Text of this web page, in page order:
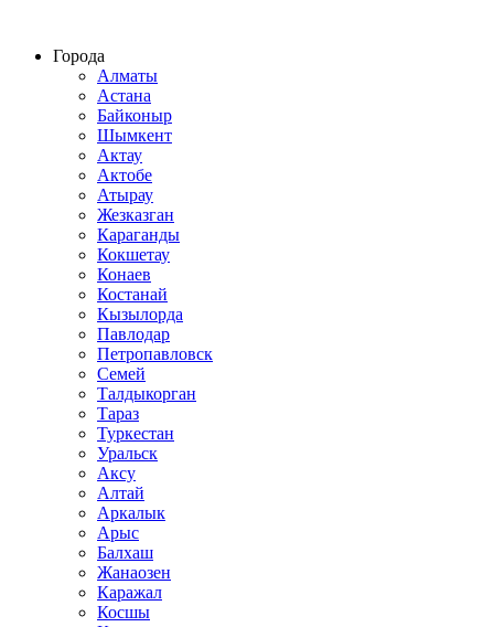
Города
Алматы
Астана
Байконыр
Шымкент
Актау
Актобе
Атырау
Жезказган
Караганды
Кокшетау
Конаев
Костанай
Кызылорда
Павлодар
Петропавловск
Семей
Талдыкорган
Тараз
Туркестан
Уральск
Аксу
Алтай
Аркалык
Арыс
Балхаш
Жанаозен
Каражал
Косшы